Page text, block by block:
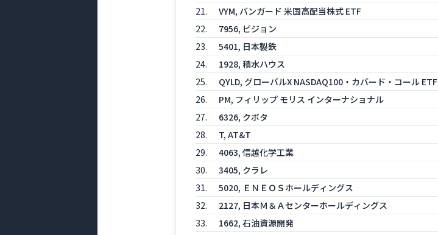
21.
VYM, バンガード 米国高配当株式 ETF
22.
7956, ピジョン
23.
5401, 日本製鉄
24.
1928, 積水ハウス
25.
QYLD, グローバルX NASDAQ100・カバード・コール ETF
26.
PM, フィリップ モリス インターナショナル
27.
6326, クボタ
28.
T, AT&T
29.
4063, 信越化学工業
30.
3405, クラレ
31.
5020, ＥＮＥＯＳホールディングス
32.
2127, 日本Ｍ＆Ａセンターホールディングス
33.
1662, 石油資源開発